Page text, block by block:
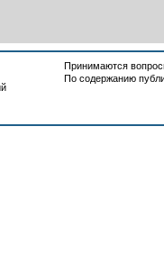
Принимаются
По содержанию